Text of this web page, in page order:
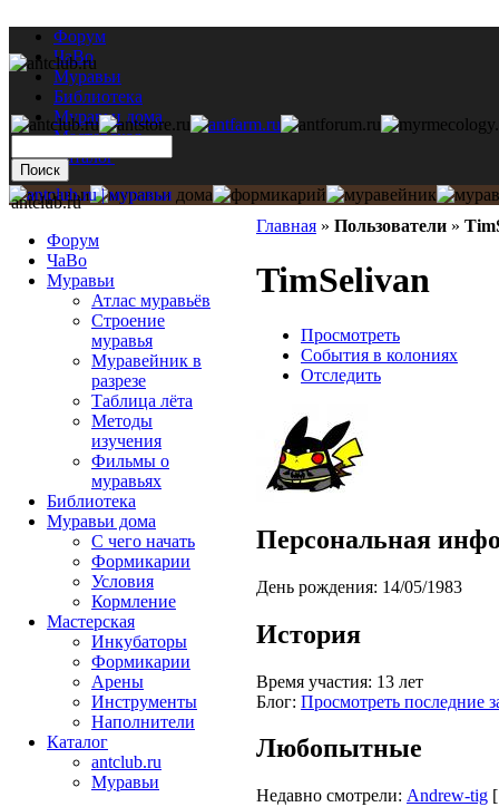
Форум
ЧаВо
Муравьи
Библиотека
Муравьи дома
Мастерская
Каталог
Главная » Пользователи »
TimSelivan
Просмотреть
События в колониях
Отследить
Персональная
День рождения: 14/05/1983
История
Время участия: 13 лет
Блог: Просмотреть последние
Любопытные
Недавно смотрели: Andrew-tig
antclub.ru
Форум
ЧаВо
Муравьи
Атлас муравьёв
Строение
муравья
Муравейник в
разрезе
Таблица лёта
Методы
изучения
Фильмы о
муравьях
Библиотека
Муравьи дома
С чего начать
Формикарии
Условия
Кормление
Мастерская
Инкубаторы
Формикарии
Арены
Инструменты
Наполнители
Каталог
antclub.ru
Муравьи